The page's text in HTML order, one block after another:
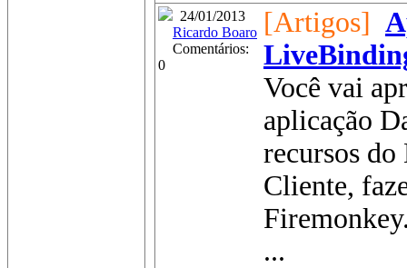
24/01/2013
Ricardo Boaro
Comentários:
0
[Artigos]
Você vai
aplicação
recursos
Cliente,
...